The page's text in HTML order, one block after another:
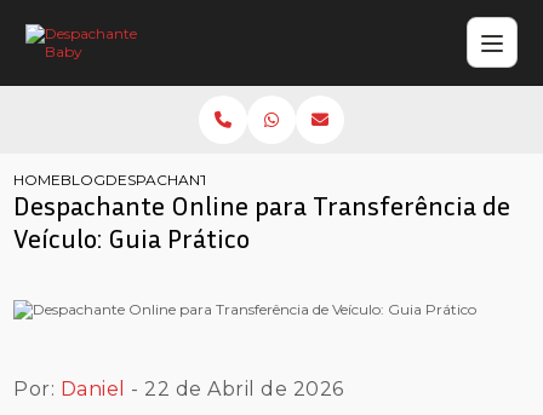
HOMEBLOGDESPACHANTE ONLINE PARA TRANSFERÊNCIA DE
Despachante Online para Transferência de
Veículo: Guia Prático
Por: Daniel - 22 de Abril de 2026